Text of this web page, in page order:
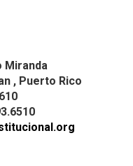
Miranda
, Puerto Rico